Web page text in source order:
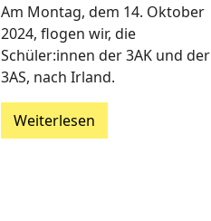
Am Montag, dem 14. Oktober
2024, flogen wir, die
Schüler:innen der 3AK und der
3AS, nach Irland.
Weiterlesen